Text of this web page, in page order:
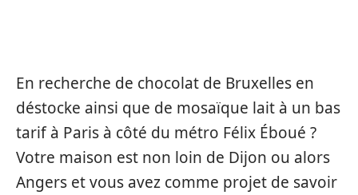
En recherche de chocolat de Bruxelles en
déstocke ainsi que de mosaïque lait à un bas
tarif à Paris à côté du métro Félix Éboué ?
Votre maison est non loin de Dijon ou alors
Angers et vous avez comme projet de savoir